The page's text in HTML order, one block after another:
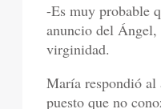
-Es muy probable
anuncio del
virginidad.
María respondió al
puesto que no